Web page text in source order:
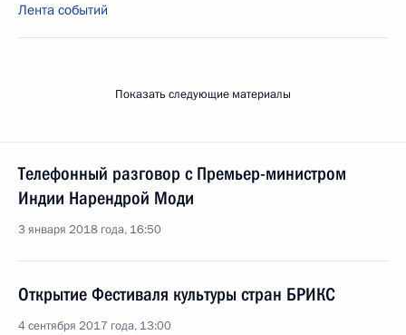
Лента событий
Показать следующие материалы
Телефонный разговор с Премьер-министром
Индии Нарендрой Моди
3 января 2018 года, 16:50
Открытие Фестиваля культуры стран БРИКС
4 сентября 2017 года, 13:00